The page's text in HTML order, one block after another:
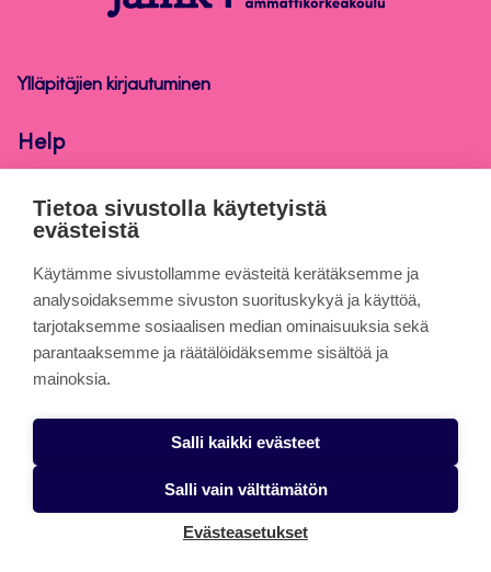
Ylläpitäjien kirjautuminen
Help
Jyväskylän ammattikorkeakoulun ohjesivusto
Tietoa sivuista
Evästeet
Saavutettavuusseloste
Tietosuojaseloste
Alasottoilmoitus
Tietoa sivustolla käytetyistä
evästeistä
Käytämme sivustollamme evästeitä kerätäksemme ja
analysoidaksemme sivuston suorituskykyä ja käyttöä,
tarjotaksemme sosiaalisen median ominaisuuksia sekä
parantaaksemme ja räätälöidäksemme sisältöä ja
mainoksia.
Salli kaikki evästeet
Salli vain välttämätön
Evästeasetukset